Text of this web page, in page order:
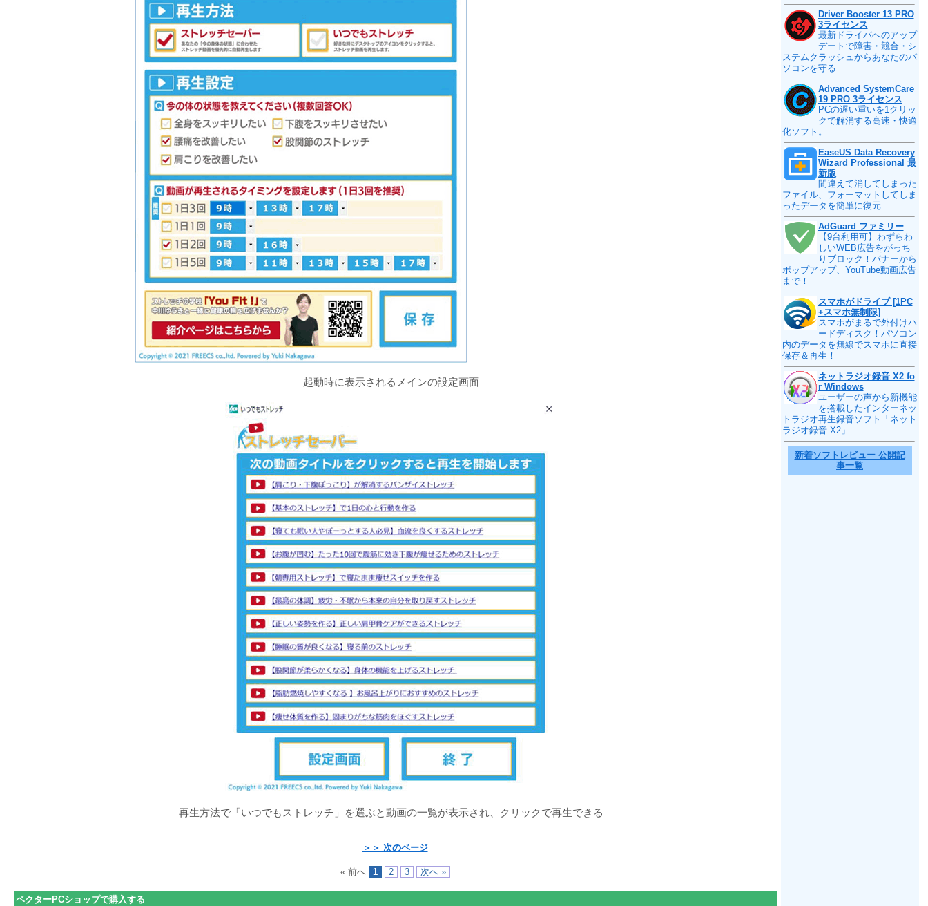
起動時に表示されるメインの設定画面
再生方法で「いつでもストレッチ」を選ぶと動画の一覧が表示され、クリックで再生できる
＞＞ 次のページ
« 前へ 1 2 3 次へ »
ベクターPCショップで購入する
Driver Booster 13 PRO
3ライセンス
最新ドライバへのアップ
デートで障害・競合・シ
ステムクラッシュからあなたのパ
ソコンを守る
Advanced SystemCare
19 PRO 3ライセンス
PCの遅い重いを1クリッ
クで解消する高速・快適
化ソフト。
EaseUS Data Recovery
Wizard Professional 最
新版
間違えて消してしまった
ファイル、フォーマットしてしま
ったデータを簡単に復元
AdGuard ファミリー
【9台利用可】わずらわ
しいWEB広告をがっち
りブロック！バナーから
ポップアップ、YouTube動画広告
まで！
スマホがドライブ [1PC
+スマホ無制限]
スマホがまるで外付けハ
ードディスク！パソコン
内のデータを無線でスマホに直接
保存＆再生！
ネットラジオ録音 X2 fo
r Windows
ユーザーの声から新機能
を搭載したインターネッ
トラジオ再生録音ソフト「ネット
ラジオ録音 X2」
新着ソフトレビュー 公開記
事一覧